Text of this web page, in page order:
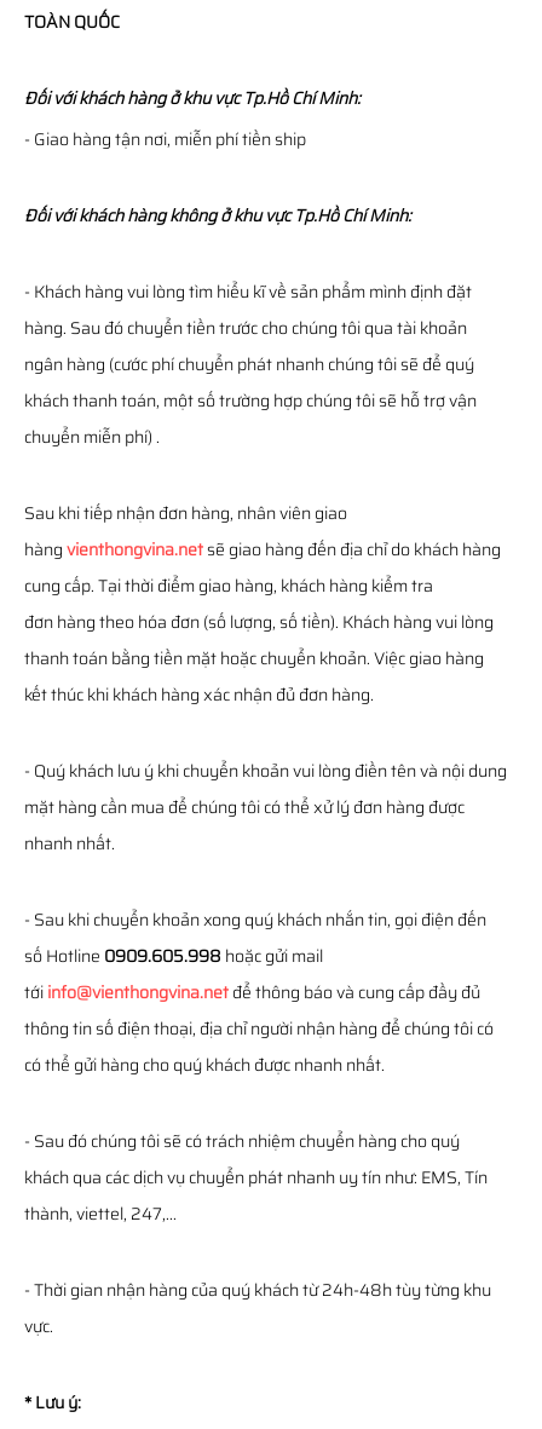
TOÀN QUỐC
Đối với khách hàng ở khu vực Tp.Hồ Chí Minh:
- Giao hàng tận nơi, miễn phí tiền ship
Đối với khách hàng không ở khu vực Tp.Hồ Chí Minh:
- Khách hàng vui lòng tìm hiểu kĩ về sản phẩm mình định đặt
hàng. Sau đó chuyển tiền trước cho chúng tôi qua tài khoản
ngân hàng (cước phí chuyển phát nhanh chúng tôi sẽ để quý
khách thanh toán, một số trường hợp chúng tôi sẽ hỗ trợ vận
chuyển miễn phí) .
Sau khi tiếp nhận đơn hàng, nhân viên giao
hàngvienthongvina.netsẽ giao hàng đến địa chỉ do khách hàng
cung cấp. Tại thời điểm giao hàng, khách hàng kiểm tra
đơn hàng theo hóa đơn (số lượng, số tiền). Khách hàng vui lòng
thanh toán bằng tiền mặt hoặc chuyển khoản. Việc giao hàng
kết thúc khi khách hàng xác nhận đủ đơn hàng.
- Quý khách lưu ý khi chuyển khoản vui lòng điền tên và nội dung
mặt hàng cần mua để chúng tôi có thể xử lý đơn hàng được
nhanh nhất.
- Sau khi chuyển khoản xong quý khách nhắn tin, gọi điện đến
số Hotline 0909.605.998 hoặc gửi mail
tớiinfo@vienthongvina.netđể thông báo và cung cấp đầy đủ
thông tin số điện thoại, địa chỉ người nhận hàng để chúng tôi có
có thể gửi hàng cho quý khách được nhanh nhất.
- Sau đó chúng tôi sẽ có trách nhiệm chuyển hàng cho quý
khách qua các dịch vụ chuyển phát nhanh uy tín như: EMS, Tín
thành, viettel, 247,...
- Thời gian nhận hàng của quý khách từ 24h-48h tùy từng khu
vực.
* Lưu ý: